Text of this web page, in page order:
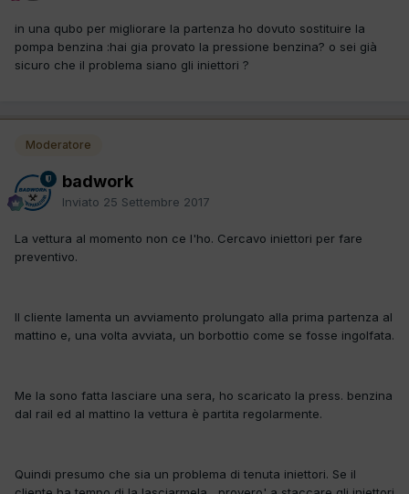
in una qubo per migliorare la partenza ho dovuto sostituire la
pompa benzina :hai gia provato la pressione benzina? o sei già
sicuro che il problema siano gli iniettori ?
Moderatore
badwork
Inviato 25 Settembre 2017
La vettura al momento non ce l'ho. Cercavo iniettori per fare
preventivo.
Il cliente lamenta un avviamento prolungato alla prima partenza al
mattino e, una volta avviata, un borbottio come se fosse ingolfata.
Me la sono fatta lasciare una sera, ho scaricato la press. benzina
dal rail ed al mattino la vettura è partita regolarmente.
Quindi presumo che sia un problema di tenuta iniettori. Se il